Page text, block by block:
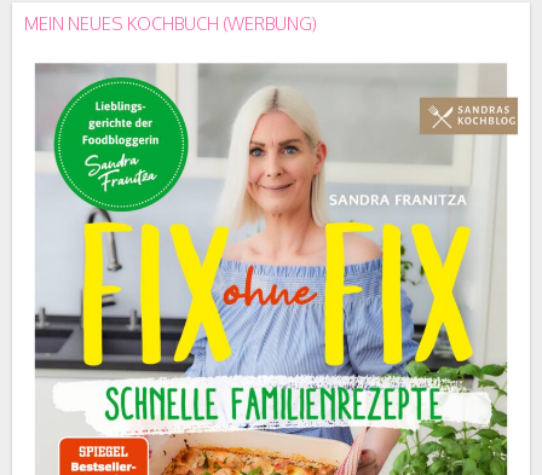
MEIN NEUES KOCHBUCH (WERBUNG)